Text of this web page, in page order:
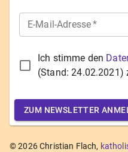
E-Mail-Adresse*
Ich stimme den
(Stand:24.02.2021)
ZUM NEWSLETTER
©2026Christian Flach,